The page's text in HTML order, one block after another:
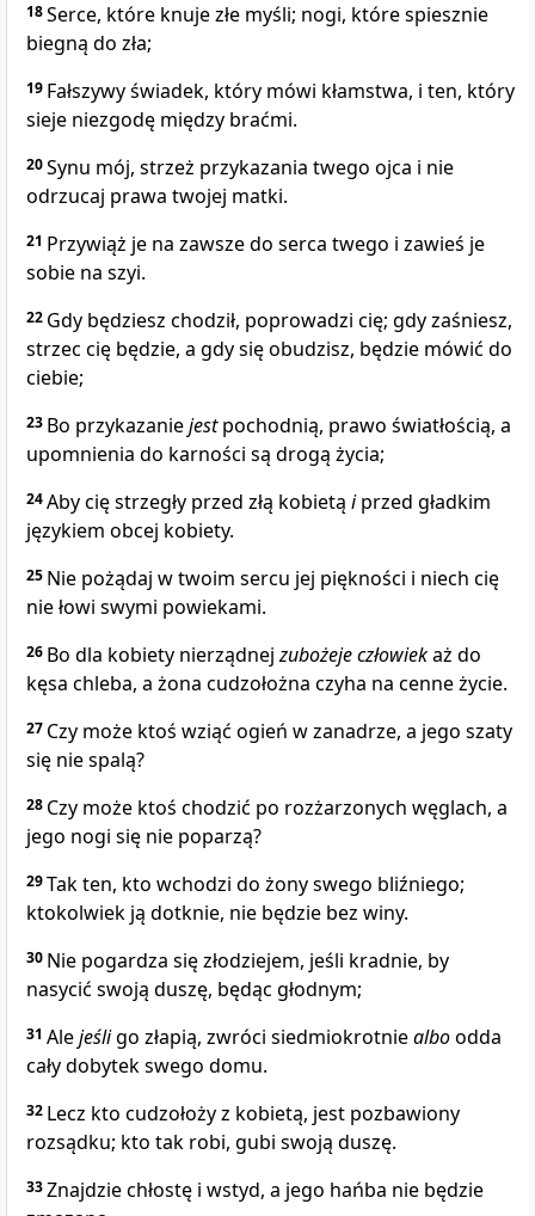
18Serce, które knuje złe myśli; nogi, które spiesznie
biegną do zła;
19 Fałszywy świadek, który mówi kłamstwa, i ten, który
sieje niezgodę między braćmi.
20Synu mój, strzeż przykazania twego ojca i nie
odrzucaj prawa twojej matki.
21 Przywiąż je na zawsze do serca twego i zawieś je
sobie na szyi.
22 Gdy będziesz chodził, poprowadzi cię; gdy zaśniesz,
strzec cię będzie, a gdy się obudzisz, będzie mówić do
ciebie;
23 Bo przykazaniejestpochodnią, prawo światłością, a
upomnienia do karności są drogą życia;
24Aby cię strzegły przed złą kobietą iprzed gładkim
językiem obcej kobiety.
25 Nie pożądaj w twoim sercu jej piękności i niech cię
nie łowi swymi powiekami.
26 Bo dla kobiety nierządnejzubożejeczłowiekaż do
kęsa chleba, a żona cudzołożna czyha na cenne życie.
27 Czy może ktoś wziąć ogień w zanadrze, a jego szaty
się nie spalą?
28 Czy może ktoś chodzić po rozżarzonych węglach, a
jego nogi się nie poparzą?
29Tak ten, kto wchodzi do żony swego bliźniego;
ktokolwiek ją dotknie, nie będzie bez winy.
30 Nie pogardza się złodziejem, jeśli kradnie, by
nasycić swoją duszę, będąc głodnym;
31 Alejeśligo złapią, zwróci siedmiokrotniealboodda
cały dobytek swego domu.
32 Lecz kto cudzołoży z kobietą, jest pozbawiony
rozsądku; kto tak robi, gubi swoją duszę.
33Znajdzie chłostę i wstyd, a jego hańba nie będzie